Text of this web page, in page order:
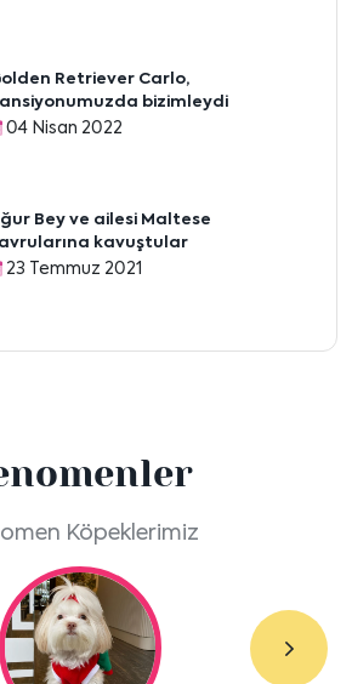
Retriever Carlo,
bizimleydi
04 Nisan 2022
Bey ve ailesi Maltese
kavuştular
23 Temmuz 2021
Köpeklerimiz